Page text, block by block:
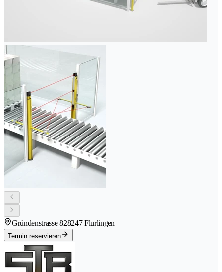
Gründenstrasse 828247 Flurlingen
Termin reservieren